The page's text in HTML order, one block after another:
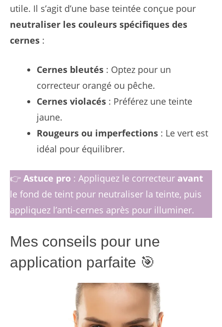
utile. Il s’agit d’une base teintée conçue pour
neutraliser les couleurs spécifiques des
cernes :
Cernes bleutés : Optez pour un
correcteur orangé ou pêche.
Cernes violacés : Préférez une teinte
jaune.
Rougeurs ou imperfections : Le vert est
idéal pour équilibrer.
👉 Astuce pro : Appliquez le correcteur avant
le fond de teint pour neutraliser la teinte, puis
appliquez l’anti-cernes après pour illuminer.
Mes conseils pour une
application parfaite 🎯